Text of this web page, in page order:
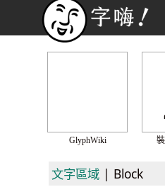
GlyphWiki
文字區域 | Block